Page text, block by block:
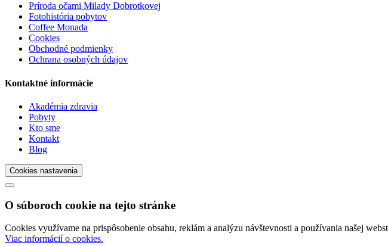
Príroda očami Milady Dobrotkovej
Fotohistória pobytov
Coffee Monada
Cookies
Obchodné podmienky
Ochrana osobných údajov
Kontaktné informácie
Akadémia zdravia
Pobyty
Kto sme
Kontakt
Blog
Cookies nastavenia
O súboroch cookie na tejto stránke
Cookies využívame na prispôsobenie obsahu, reklám a analýzu návštevnosti a používania našej
Viac informácií o cookies.